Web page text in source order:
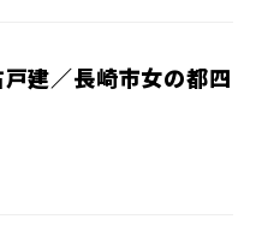
建／長崎市女の都四